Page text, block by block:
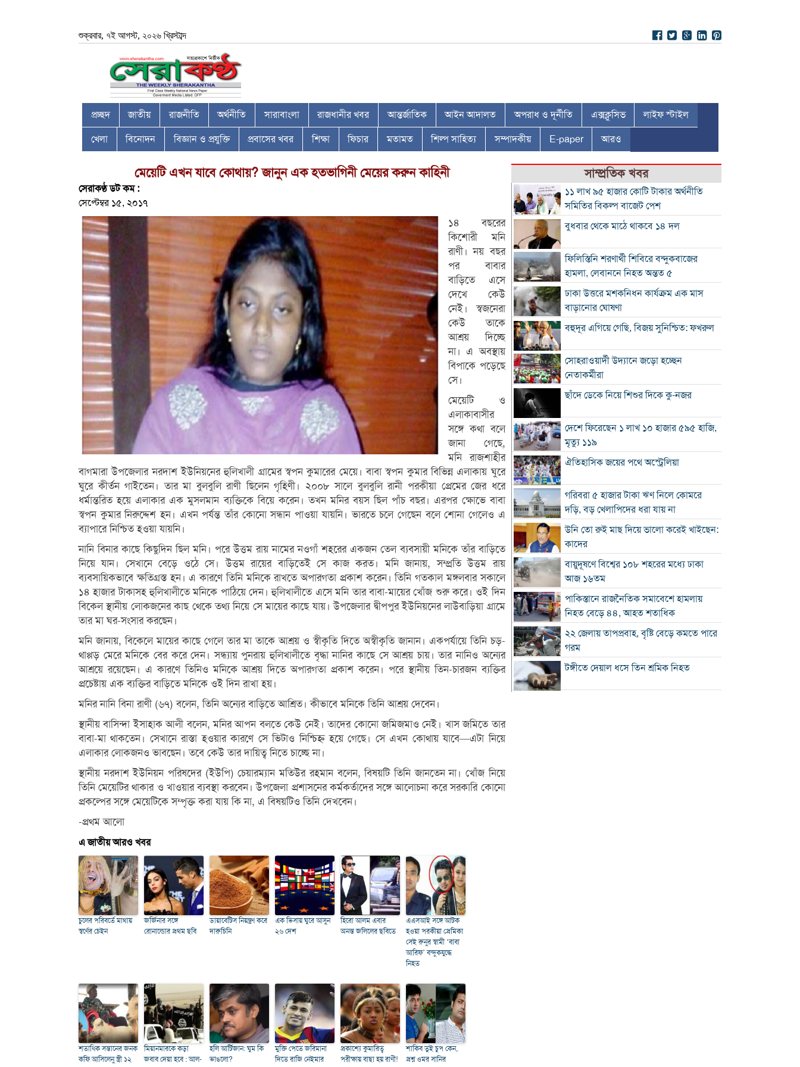
শুক্রবার, ৭ই আগস্ট, ২০২৬ খ্রিস্টাব্দ
প্রচ্ছদ জাতীয় রাজনীতি অর্থনীতি সারাবাংলা রাজধানীর খবর আন্তর্জাতিক আইন আদালত অপরাধ ও দূর্নীতি এক্সক্লুসিভ লাইফ স্টাইল
খেলা বিনোদন বিজ্ঞান ও প্রযুক্তি প্রবাসের খবর শিক্ষা ফিচার মতামত শিল্প সাহিত্য সম্পাদকীয় E-paper আরও
মেয়েটি এখন যাবে কোথায়? জানুন এক হতভাগিনী মেয়ের করুন কাহিনী
সেরাকণ্ঠ ডট কম :
সেপ্টেম্বর ১৫, ২০১৭
১৪ বছরের
কিশোরী মনি
রাণী। নয় বছর
পর বাবার
বাড়িতে এসে
দেখে কেউ
নেই। স্বজনেরা
কেউ তাকে
আশ্রয় দিচ্ছে
না। এ অবস্থায়
বিপাকে পড়েছে
সে।
মেয়েটি ও
এলাকাবাসীর
সঙ্গে কথা বলে
জানা গেছে,
মনি রাজশাহীর
বাগমারা উপজেলার নরদাশ ইউনিয়নের হুলিখালী গ্রামের স্বপন কুমারের মেয়ে। বাবা স্বপন কুমার বিভিন্ন এলাকায় ঘুরে
ঘুরে কীর্তন গাইতেন। তার মা বুলবুলি রাণী ছিলেন গৃহিণী। ২০০৮ সালে বুলবুলি রানী পরকীয়া প্রেমের জের ধরে
ধর্মান্তরিত হয়ে এলাকার এক মুসলমান ব্যক্তিকে বিয়ে করেন। তখন মনির বয়স ছিল পাঁচ বছর। এরপর ক্ষোভে বাবা
স্বপন কুমার নিরুদ্দেশ হন। এখন পর্যন্ত তাঁর কোনো সন্ধান পাওয়া যায়নি। ভারতে চলে গেছেন বলে শোনা গেলেও এ
ব্যাপারে নিশ্চিত হওয়া যায়নি।
নানি বিনার কাছে কিছুদিন ছিল মনি। পরে উত্তম রায় নামের নওগাঁ শহরের একজন তেল ব্যবসায়ী মনিকে তাঁর বাড়িতে
নিয়ে যান। সেখানে বেড়ে ওঠে সে। উত্তম রায়ের বাড়িতেই সে কাজ করত। মনি জানায়, সম্প্রতি উত্তম রায়
ব্যবসায়িকভাবে ক্ষতিগ্রস্ত হন। এ কারণে তিনি মনিকে রাখতে অপারগতা প্রকাশ করেন। তিনি গতকাল মঙ্গলবার সকালে
১৪ হাজার টাকাসহ হুলিখালীতে মনিকে পাঠিয়ে দেন। হুলিখালীতে এসে মনি তার বাবা-মায়ের খোঁজ শুরু করে। ওই দিন
বিকেল স্থানীয় লোকজনের কাছ থেকে তথ্য নিয়ে সে মায়ের কাছে যায়। উপজেলার দ্বীপপুর ইউনিয়নের লাউবাড়িয়া গ্রামে
তার মা ঘর-সংসার করছেন।
মনি জানায়, বিকেলে মায়ের কাছে গেলে তার মা তাকে আশ্রয় ও স্বীকৃতি দিতে অস্বীকৃতি জানান। একপর্যায়ে তিনি চড়-
থাপ্পড় মেরে মনিকে বের করে দেন। সন্ধ্যায় পুনরায় হুলিখালীতে বৃদ্ধা নানির কাছে সে আশ্রয় চায়। তার নানিও অন্যের
আশ্রয়ে রয়েছেন। এ কারণে তিনিও মনিকে আশ্রয় দিতে অপারগতা প্রকাশ করেন। পরে স্থানীয় তিন-চারজন ব্যক্তির
প্রচেষ্টায় এক ব্যক্তির বাড়িতে মনিকে ওই দিন রাখা হয়।
মনির নানি বিনা রাণী (৬৭) বলেন, তিনি অন্যের বাড়িতে আশ্রিত। কীভাবে মনিকে তিনি আশ্রয় দেবেন।
স্থানীয় বাসিন্দা ইসাহাক আলী বলেন, মনির আপন বলতে কেউ নেই। তাদের কোনো জমিজমাও নেই। খাস জমিতে তার
বাবা-মা থাকতেন। সেখানে রাস্তা হওয়ার কারণে সে ভিটাও নিশ্চিহ্ন হয়ে গেছে। সে এখন কোথায় যাবে—এটা নিয়ে
এলাকার লোকজনও ভাবছেন। তবে কেউ তার দায়িত্ব নিতে চাচ্ছে না।
স্থানীয় নরদাশ ইউনিয়ন পরিষদের (ইউপি) চেয়ারম্যান মতিউর রহমান বলেন, বিষয়টি তিনি জানতেন না। খোঁজ নিয়ে
তিনি মেয়েটির থাকার ও খাওয়ার ব্যবস্থা করবেন। উপজেলা প্রশাসনের কর্মকর্তাদের সঙ্গে আলোচনা করে সরকারি কোনো
প্রকল্পের সঙ্গে মেয়েটিকে সম্পৃক্ত করা যায় কি না, এ বিষয়টিও তিনি দেখবেন।
-প্রথম আলো
এ জাতীয় আরও খবর
চুলের পরিবর্তে মাথায়
স্বর্ণের চেইন
জর্জিনার সঙ্গে
রোনাল্ডোর প্রথম ছবি
ডায়াবেটিস নিয়ন্ত্রণ করে
দারুচিনি
এক ভিসায় ঘুরে আসুন
২৬ দেশ
হিরো আলম এবার
অনন্ত জলিলের ছবিতে
এএসআই সঙ্গে আটক
হওয়া পরকীয়া প্রেমিকা
সেই রুনুর স্বামী ‘বাবা
আরিফ’ বন্দুকযুদ্ধে
নিহত
শতাধিক সন্তানের জনক
কফি আসিলেনু স্ত্রী ১২
মিয়ানমারকে কড়া
জবাব দেয়া হবে : আল-
হলি আর্টিজান: ঘুম কি
ভাঙলো?
মুক্তি পেতে জরিমানা
দিতে রাজি নেইমার
প্রকাশ্যে কুমারিত্ব
পরীক্ষায় বাছা হয় রাণী!
শাকিব তুই চুপ কেন,
প্রশ্ন ওমর সানির
সাম্প্রতিক খবর
১১ লাখ ৯৫ হাজার কোটি টাকার অর্থনীতি
সমিতির বিকল্প বাজেট পেশ
বুধবার থেকে মাঠে থাকবে ১৪ দল
ফিলিস্তিনি শরণার্থী শিবিরে বন্দুকবাজের
হামলা, লেবাননে নিহত অন্তত ৫
ঢাকা উত্তরে মশকনিধন কার্যক্রম এক মাস
বাড়ানোর ঘোষণা
বহুদূর এগিয়ে গেছি, বিজয় সুনিশ্চিত: ফখরুল
সোহরাওয়ার্দী উদ্যানে জড়ো হচ্ছেন
নেতাকর্মীরা
ছাঁদে ডেকে নিয়ে শিশুর দিকে কু-নজর
দেশে ফিরেছেন ১ লাখ ১০ হাজার ৫৯৫ হাজি,
মৃত্যু ১১৯
ঐতিহাসিক জয়ের পথে অস্ট্রেলিয়া
গরিবরা ৫ হাজার টাকা ঋণ নিলে কোমরে
দড়ি, বড় খেলাপিদের ধরা যায় না
উনি তো রুই মাছ দিয়ে ভালো করেই খাইছেন:
কাদের
বায়ুদূষণে বিশ্বের ১০৮ শহরের মধ্যে ঢাকা
আজ ১৬তম
পাকিস্তানে রাজনৈতিক সমাবেশে হামলায়
নিহত বেড়ে ৪৪, আহত শতাধিক
২২ জেলায় তাপপ্রবাহ, বৃষ্টি বেড়ে কমতে পারে
গরম
টঙ্গীতে দেয়াল ধসে তিন শ্রমিক নিহত